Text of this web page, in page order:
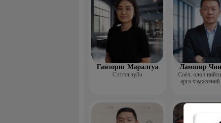
Ганзориг Маралгуа
Сэтгэл зүйч
Ламшир
Соёл, олон
арга хэмжээний